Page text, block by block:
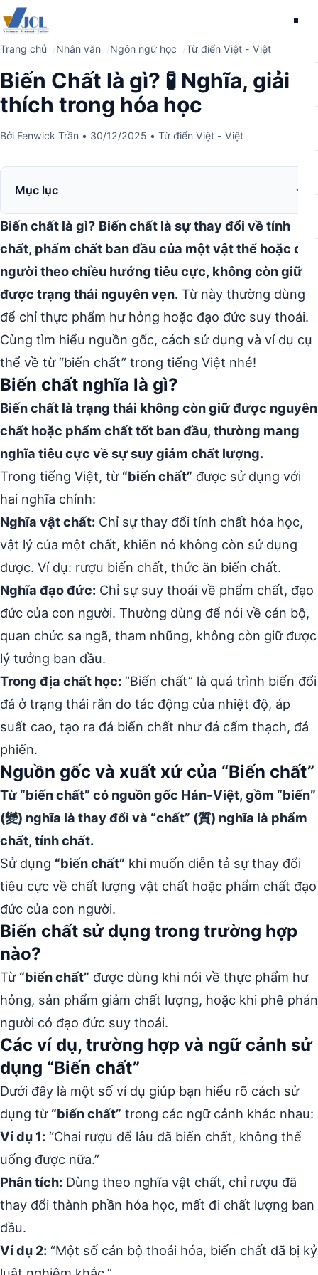
Trang chủ Nhân văn Ngôn ngữ học Từ điển Việt - Việt
Biến Chất là gì? 🧪 Nghĩa, giải
thích trong hóa học
Bởi Fenwick Trần • 30/12/2025 • Từ điển Việt - Việt
Mục lục
Biến chất là gì? Biến chất là sự thay đổi về tính
chất, phẩm chất ban đầu của một vật thể hoặc con
người theo chiều hướng tiêu cực, không còn giữ
được trạng thái nguyên vẹn. Từ này thường dùng
để chỉ thực phẩm hư hỏng hoặc đạo đức suy thoái.
Cùng tìm hiểu nguồn gốc, cách sử dụng và ví dụ cụ
thể về từ “biến chất” trong tiếng Việt nhé!
Biến chất nghĩa là gì?
Biến chất là trạng thái không còn giữ được nguyên
chất hoặc phẩm chất tốt ban đầu, thường mang
nghĩa tiêu cực về sự suy giảm chất lượng.
Trong tiếng Việt, từ “biến chất” được sử dụng với
hai nghĩa chính:
Nghĩa vật chất: Chỉ sự thay đổi tính chất hóa học,
vật lý của một chất, khiến nó không còn sử dụng
được. Ví dụ: rượu biến chất, thức ăn biến chất.
Nghĩa đạo đức: Chỉ sự suy thoái về phẩm chất, đạo
đức của con người. Thường dùng để nói về cán bộ,
quan chức sa ngã, tham nhũng, không còn giữ được
lý tưởng ban đầu.
Trong địa chất học: “Biến chất” là quá trình biến đổi
đá ở trạng thái rắn do tác động của nhiệt độ, áp
suất cao, tạo ra đá biến chất như đá cẩm thạch, đá
phiến.
Nguồn gốc và xuất xứ của “Biến chất”
Từ “biến chất” có nguồn gốc Hán-Việt, gồm “biến”
(變) nghĩa là thay đổi và “chất” (質) nghĩa là phẩm
chất, tính chất.
Sử dụng “biến chất” khi muốn diễn tả sự thay đổi
tiêu cực về chất lượng vật chất hoặc phẩm chất đạo
đức của con người.
Biến chất sử dụng trong trường hợp
nào?
Từ “biến chất” được dùng khi nói về thực phẩm hư
hỏng, sản phẩm giảm chất lượng, hoặc khi phê phán
người có đạo đức suy thoái.
Các ví dụ, trường hợp và ngữ cảnh sử
dụng “Biến chất”
Dưới đây là một số ví dụ giúp bạn hiểu rõ cách sử
dụng từ “biến chất” trong các ngữ cảnh khác nhau:
Ví dụ 1: “Chai rượu để lâu đã biến chất, không thể
uống được nữa.”
Phân tích: Dùng theo nghĩa vật chất, chỉ rượu đã
thay đổi thành phần hóa học, mất đi chất lượng ban
đầu.
Ví dụ 2: “Một số cán bộ thoái hóa, biến chất đã bị kỷ